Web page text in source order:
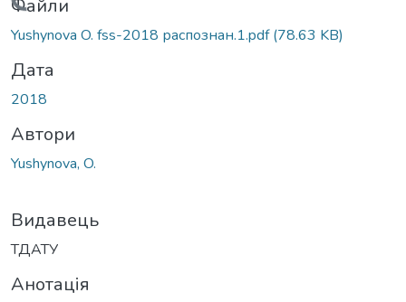
Вантажиться...
Файли
Yushynova O. fss-2018 распознан.1.pdf(78.63 KB)
Дата
2018
Автори
Yushynova, O.
Видавець
ТДАТУ
Анотація